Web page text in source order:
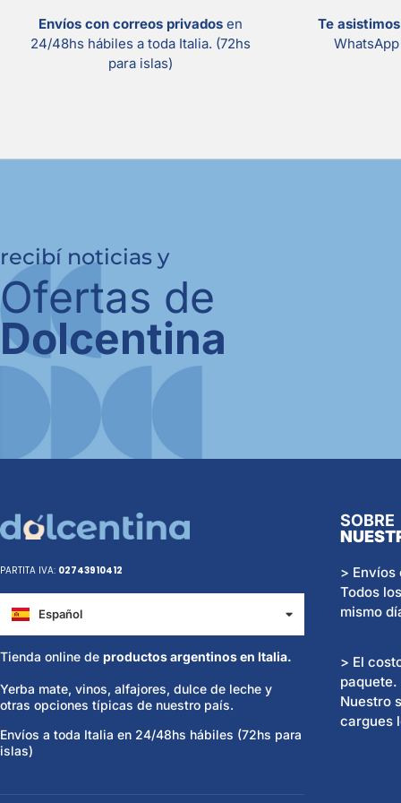
Envíos con correos privados en
24/48hs hábiles a toda Italia. (72hs
para islas)
Te
recibí noticias y
Ofertas de
Dolcentina
PARTITA IVA: 02743910412
Español
Italiano
Tienda online de productos argentinos en Italia.
Yerba mate, vinos, alfajores, dulce de leche y
otras opciones típicas de nuestro país.
Envíos a toda Italia en 24/48hs hábiles (72hs para
islas)
SOBRE
>
Todos
mismo
> El
paquete.
Nuestro
cargues